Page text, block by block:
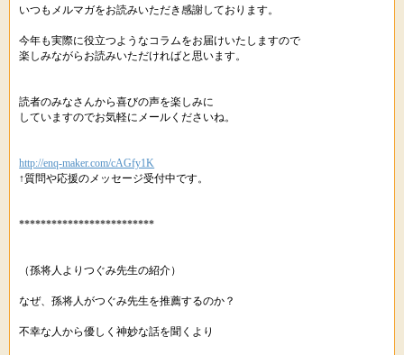
いつもメルマガをお読みいただき感謝しております。
今年も実際に役立つようなコラムをお届けいたしますので
楽しみながらお読みいただければと思います。
読者のみなさんから喜びの声を楽しみに
していますのでお気軽にメールくださいね。
http://enq-maker.com/cAGfy1K
↑質問や応援のメッセージ受付中です。
*************************
（孫将人よりつぐみ先生の紹介）
なぜ、孫将人がつぐみ先生を推薦するのか？
不幸な人から優しく神妙な話を聞くより